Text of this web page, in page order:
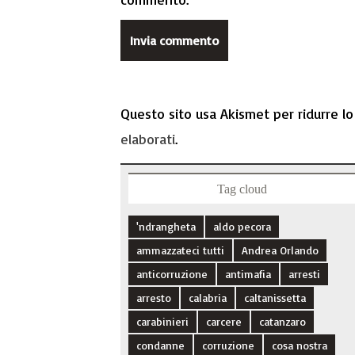
Questo sito usa Akismet per ridurre
elaborati.
Tag cloud
'ndrangheta
aldo pecora
ammazzateci tutti
Andrea Orlando
anticorruzione
antimafia
arresti
arresto
calabria
caltanissetta
carabinieri
carcere
catanzaro
condanne
corruzione cosa nostra